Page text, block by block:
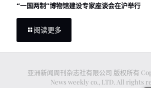
“一国两制”博物馆建设专家座谈会在沪举行
阅读更多
亚洲新闻周刊杂志社有限公司 版权所有
News weekly co., LTD. All rights